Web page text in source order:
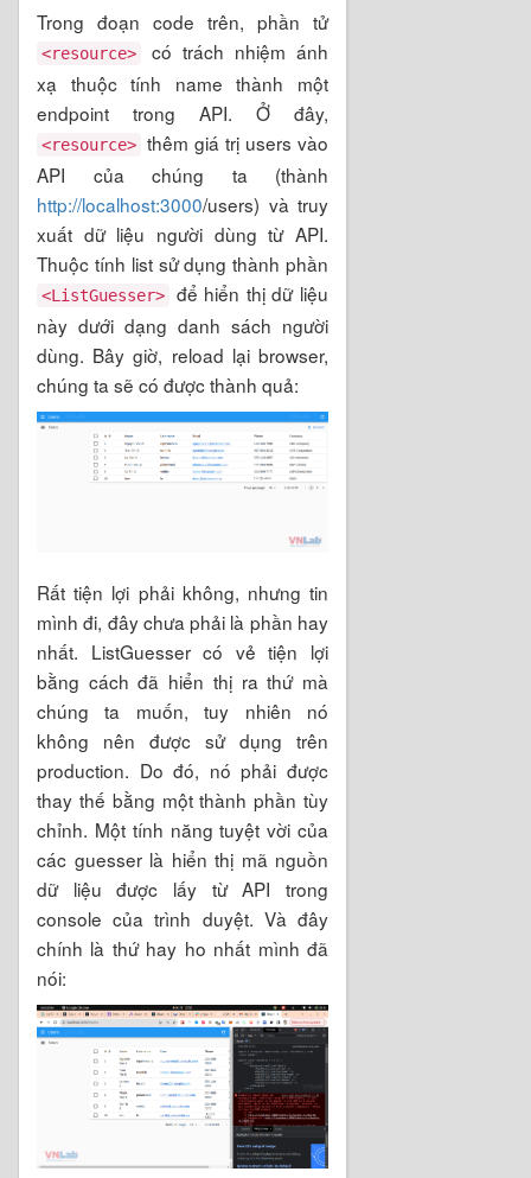
Trong đoạn code trên, phần tử
<resource>
có trách nhiệm ánh
xạ thuộc tính name thành một
endpoint trong API. Ở đây,
<resource> thêm giá trị users vào
API của chúng ta (thành
http://localhost:3000/users) và truy
xuất dữ liệu người dùng từ API.
Thuộc tính list sử dụng thành phần
<ListGuesser>
để hiển thị dữ liệu
này dưới dạng danh sách người
dùng. Bây giờ, reload lại browser,
chúng ta sẽ có được thành quả:
Rất tiện lợi phải không, nhưng tin
mình đi, đây chưa phải là phần hay
nhất. ListGuesser có vẻ tiện lợi
bằng cách đã hiển thị ra thứ mà
chúng ta muốn, tuy nhiên nó
không nên được sử dụng trên
production. Do đó, nó phải được
thay thế bằng một thành phần tùy
chỉnh. Một tính năng tuyệt vời của
các guesser là hiển thị mã nguồn
dữ liệu được lấy từ API trong
console của trình duyệt. Và đây
chính là thứ hay ho nhất mình đã
nói: